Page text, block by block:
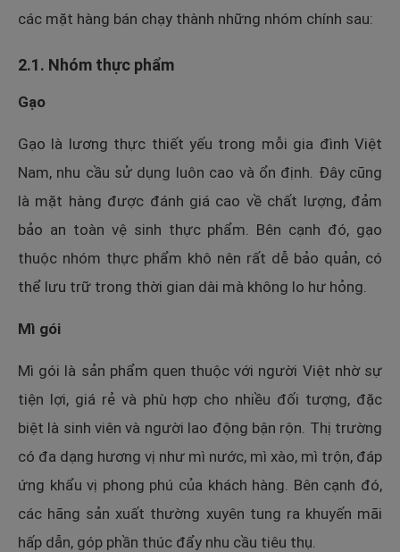
các mặt hàng bán chạy thành những nhóm chính sau:
2.1. Nhóm thực phẩm
Gạo
Gạo là lương thực thiết yếu trong mỗi gia đình Việt
Nam, nhu cầu sử dụng luôn cao và ổn định. Đây cũng
là mặt hàng được đánh giá cao về chất lượng, đảm
bảo an toàn vệ sinh thực phẩm. Bên cạnh đó, gạo
thuộc nhóm thực phẩm khô nên rất dễ bảo quản, có
thể lưu trữ trong thời gian dài mà không lo hư hỏng.
Mì gói
Mì gói là sản phẩm quen thuộc với người Việt nhờ sự
tiện lợi, giá rẻ và phù hợp cho nhiều đối tượng, đặc
biệt là sinh viên và người lao động bận rộn. Thị trường
có đa dạng hương vị như mì nước, mì xào, mì trộn, đáp
ứng khẩu vị phong phú của khách hàng. Bên cạnh đó,
các hãng sản xuất thường xuyên tung ra khuyến mãi
hấp dẫn, góp phần thúc đẩy nhu cầu tiêu thụ.